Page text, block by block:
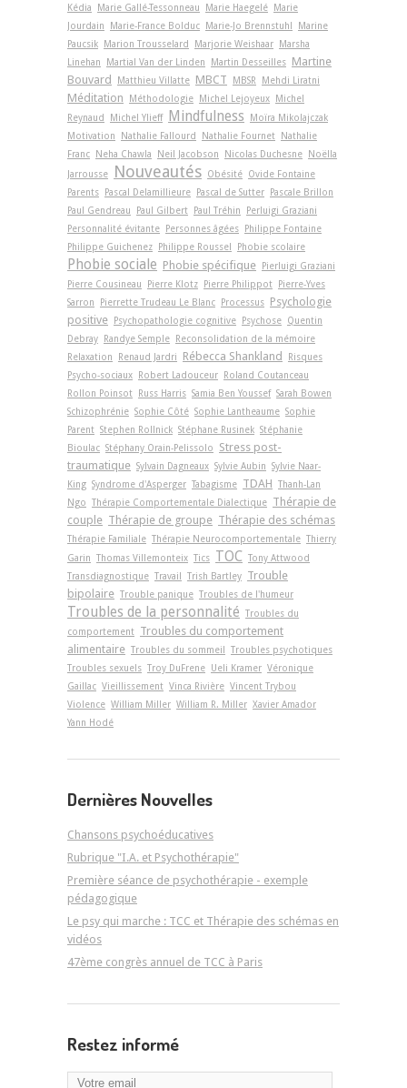
Kédia
Marie Gallé-Tessonneau Marie Haegelé Marie
Jourdain
Marie-France Bolduc Marie-Jo Brennstuhl
Marine
Paucsik Marion Trousselard Marjorie Weishaar Marsha
Linehan
Martial Van der Linden Martin Desseilles Martine
Bouvard
Matthieu Villatte MBCT MBSR Mehdi Liratni
Méditation Méthodologie Michel Lejoyeux Michel
Reynaud
Michel Ylieff Mindfulness
Moïra Mikolajczak
Motivation
Nathalie Fallourd Nathalie Fournet Nathalie
Franc Neha Chawla Neil Jacobson Nicolas Duchesne Noëlla
Jarrousse
Nouveautés Obésité Ovide Fontaine
Parents Pascal Delamillieure Pascal de Sutter Pascale Brillon
Paul Gendreau
Paul Gilbert Paul Tréhin
Perluigi Graziani
Personnalité évitante Personnes âgées Philippe Fontaine
Philippe Guichenez Philippe Roussel Phobie scolaire
Phobie sociale Phobie spécifique Pierluigi Graziani
Pierre Cousineau
Pierre Klotz Pierre Philippot Pierre-Yves
Sarron
Pierrette Trudeau Le Blanc Processus Psychologie
positive Psychopathologie cognitive Psychose Quentin
Debray Randye Semple Reconsolidation de la mémoire
Relaxation
Renaud Jardri Rébecca Shankland
Risques
Psycho-sociaux Robert Ladouceur Roland Coutanceau
Rollon Poinsot Russ Harris Samia Ben Youssef Sarah Bowen
Schizophrénie Sophie Côté Sophie Lantheaume Sophie
Parent Stephen Rollnick Stéphane Rusinek Stéphanie
Bioulac Stéphany Orain-Pelissolo
Stress post-
traumatique Sylvain Dagneaux Sylvie Aubin Sylvie Naar-
King Syndrome d'Asperger Tabagisme TDAH Thanh-Lan
Ngo Thérapie Comportementale Dialectique Thérapie de
couple Thérapie de groupe Thérapie des schémas
Thérapie Familiale Thérapie Neurocomportementale Thierry
Garin Thomas Villemonteix Tics TOC Tony Attwood
Transdiagnostique Travail Trish Bartley Trouble
bipolaire Trouble panique Troubles de l'humeur
Troubles de la personnalité Troubles du
comportement Troubles du comportement
alimentaire Troubles du sommeil Troubles psychotiques
Troubles sexuels Troy DuFrene Ueli Kramer Véronique
Gaillac Vieillissement Vinca Rivière Vincent Trybou
Violence William Miller William R. Miller Xavier Amador
Yann Hodé
Dernières Nouvelles
Chansons psychoéducatives
Rubrique "I.A. et Psychothérapie"
Première séance de psychothérapie - exemple
pédagogique
Le psy qui marche : TCC et Thérapie des schémas en
vidéos
47ème congrès annuel de TCC à Paris
Restez informé